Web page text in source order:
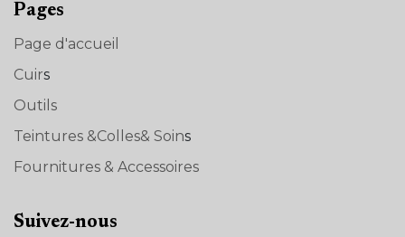
Pages
Page d'accueil
Cuirs
Outils
Teintures &Colles& Soins
Fournitures & Accessoires
Suivez-nous